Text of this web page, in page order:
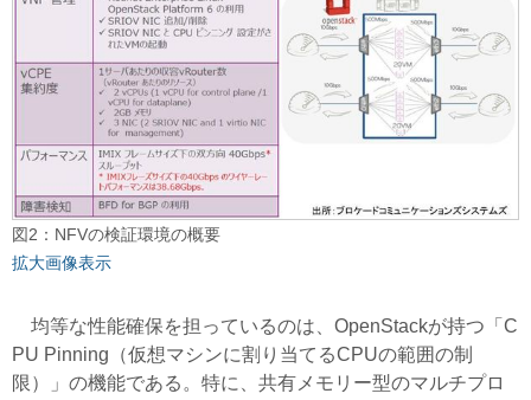
図2：NFVの検証環境の概要
拡大画像表示
均等な性能確保を担っているのは、OpenStackが持つ「C
PU Pinning（仮想マシンに割り当てるCPUの範囲の制
限）」の機能である。特に、共有メモリー型のマルチプロ